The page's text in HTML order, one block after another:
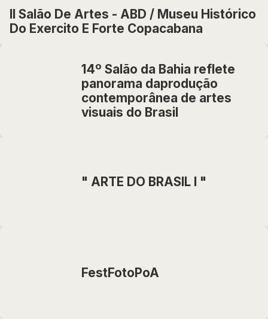
II Salão De Artes - ABD / Museu Histórico
Do Exercito E Forte Copacabana
14º Salão da Bahia reflete
panorama daprodução
contemporânea de artes
visuais do Brasil
" ARTE DO BRASIL I "
FestFotoPoA